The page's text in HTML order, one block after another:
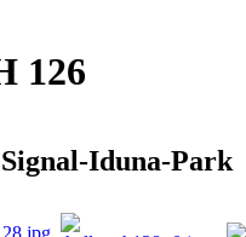
126
Iduna-Park